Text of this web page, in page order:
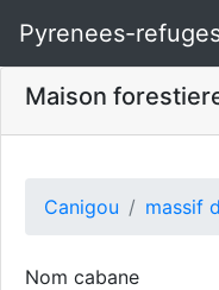
Pyrenees-
Maison
Canigou massif
Nom cabane